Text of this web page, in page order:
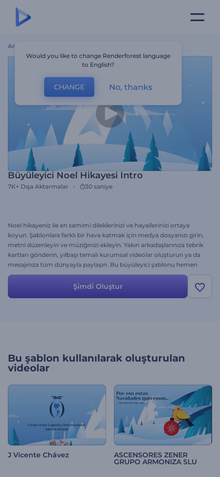
Ana Sayfa
Büyüleyici Noel Hikayesi İntro
7K+ Dışa Aktarmalar 30 saniye
Noel hikayeniz ile en samimi dileklerinizi ve hayallerinizi ortaya
koyun. Şablonlara farklı bir hava katmak için medya dosyanızı girin,
metni düzenleyin ve müziğinizi ekleyin. Yakın arkadaşlarınıza tebrik
kartları gönderin, yılbaşı temalı kurumsal videolar oluşturun ya da
mesajınıza tüm dünyayla paylaşın. Bu büyüleyici şablonu hemen
deneyin!
Şi̇mdi̇ Oluştur
Bu şablon kullanılarak oluşturulan
videolar
J Vicente Chávez ASCENSORES ZENER
GRUPO ARMONIZA SLU
Would you like to change Renderforest language
to English?
CHANGE No, thanks